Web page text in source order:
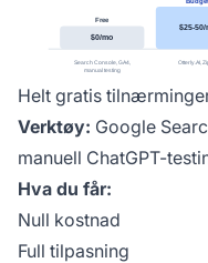
Helt gratis
Verktøy: Google
manuell ChatGPT-
Hva du får:
Null kostnad
Full tilpasning